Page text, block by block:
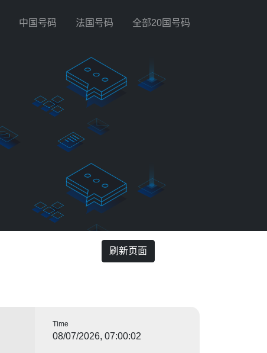
中国号码 法国号码 全部20国号码
刷新页面
Time
08/07/2026, 07:00:02